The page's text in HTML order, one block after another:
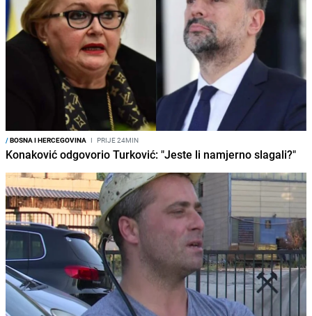
/BOSNA I HERCEGOVINA I PRIJE 24MIN
Konaković odgovorio Turković: "Jeste li namjerno slagali?"